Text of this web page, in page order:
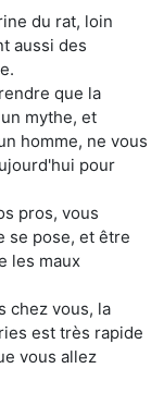
du rat, loin
aussi des
que la
mythe, et
homme, ne vous
pour
pros, vous
se pose, et être
les maux
chez vous, la
est très rapide
vous allez